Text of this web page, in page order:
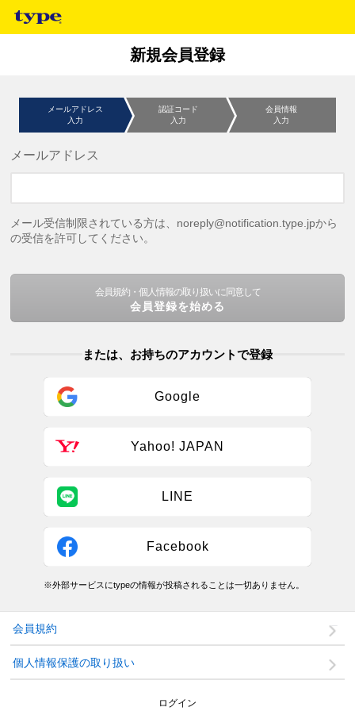
新規会員登録
メールアドレス
入力
認証コード
入力
会員情報
入力
メールアドレス
メール受信制限されている方は、noreply@notification.type.jpから
の受信を許可してください。
会員規約・個人情報の取り扱いに同意して
会員登録を始める
または、お持ちのアカウントで登録
Google
Yahoo! JAPAN
LINE
Facebook
※外部サービスにtypeの情報が投稿されることは一切ありません。
会員規約
個人情報保護の取り扱い
ログイン